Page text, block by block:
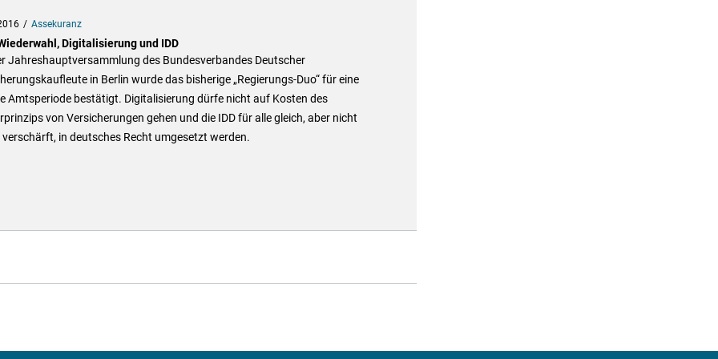
Assekuranz
Digitalisierung und IDD
Jahreshauptversammlung des Bundesverbandes Deutscher
in Berlin wurde das bisherige „Regierungs-Duo“ für eine
Amtsperiode bestätigt. Digitalisierung dürfe nicht auf Kosten des
von Versicherungen gehen und die IDD für alle gleich, aber nicht
in deutsches Recht umgesetzt werden.